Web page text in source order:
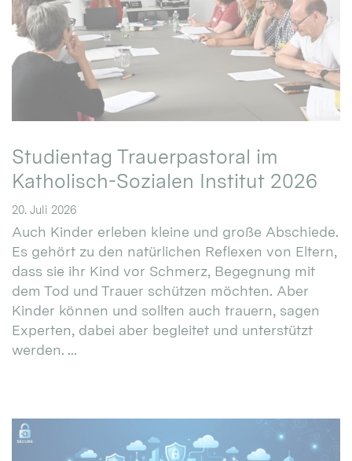
Studientag Trauerpastoral im
Katholisch-Sozialen Institut 2026
20. Juli 2026
Auch Kinder erleben kleine und große Abschiede.
Es gehört zu den natürlichen Reflexen von Eltern,
dass sie ihr Kind vor Schmerz, Begegnung mit
dem Tod und Trauer schützen möchten. Aber
Kinder können und sollten auch trauern, sagen
Experten, dabei aber begleitet und unterstützt
werden. ...